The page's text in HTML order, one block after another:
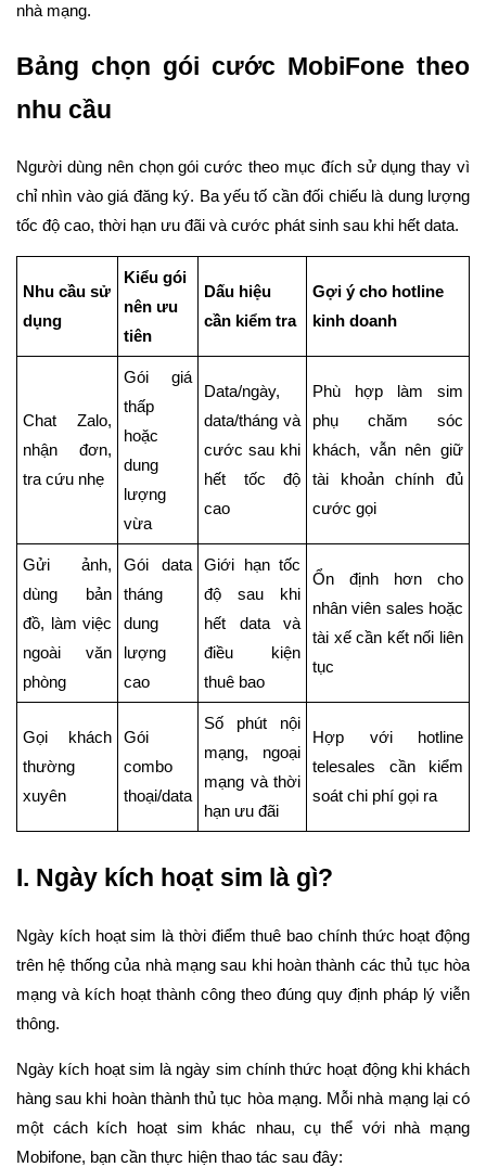
nhà mạng.
Bảng chọn gói cước MobiFone theo
nhu cầu
Người dùng nên chọn gói cước theo mục đích sử dụng thay vì
chỉ nhìn vào giá đăng ký. Ba yếu tố cần đối chiếu là dung lượng
tốc độ cao, thời hạn ưu đãi và cước phát sinh sau khi hết data.
Nhu cầu sử
dụng
Kiểu gói
nên ưu
tiên
Dấu hiệu
cần kiểm tra
Gợi ý cho hotline
kinh doanh
Chat Zalo,
nhận đơn,
tra cứu nhẹ
Gói giá
thấp
hoặc
dung
lượng
vừa
Data/ngày,
data/tháng và
cước sau khi
hết tốc độ
cao
Phù hợp làm sim
phụ chăm sóc
khách, vẫn nên giữ
tài khoản chính đủ
cước gọi
Gửi ảnh,
dùng bản
đồ, làm việc
ngoài văn
phòng
Gói data
tháng
dung
lượng
cao
Giới hạn tốc
độ sau khi
hết data và
điều kiện
thuê bao
Ổn định hơn cho
nhân viên sales hoặc
tài xế cần kết nối liên
tục
Gọi khách
thường
xuyên
Gói
combo
thoại/data
Số phút nội
mạng, ngoại
mạng và thời
hạn ưu đãi
Hợp với hotline
telesales cần kiểm
soát chi phí gọi ra
I. Ngày kích hoạt sim là gì?
Ngày kích hoạt sim là thời điểm thuê bao chính thức hoạt động
trên hệ thống của nhà mạng sau khi hoàn thành các thủ tục hòa
mạng và kích hoạt thành công theo đúng quy định pháp lý viễn
thông.
Ngày kích hoạt sim là ngày sim chính thức hoạt động khi khách
hàng sau khi hoàn thành thủ tục hòa mạng. Mỗi nhà mạng lại có
một cách kích hoạt sim khác nhau, cụ thể với nhà mạng
Mobifone, bạn cần thực hiện thao tác sau đây: